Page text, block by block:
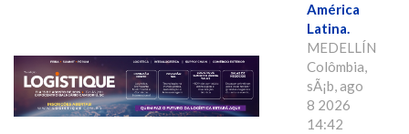
América
Latina.
MEDELLÍN,
Colômbia,
sÃ¡b, ago
8 2026
14:42